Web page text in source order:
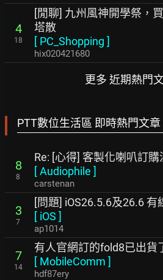
4
18
[閒聊] 九州風神開學祭，
塔散
[ PC_Shopping ]
hix020421680
更多 近期熱門
PTT數位生活區 即時熱門文章
8
8
Re: [心得] 客製化喇叭訂
[Audiophile ]
carstenan
3
7
[問題] iOS26.5.6及26.6 有
[ iOS ]
ap1014
7
14
有人官網訂的fold8已出貨
[ MobileComm ]
hdf87ery